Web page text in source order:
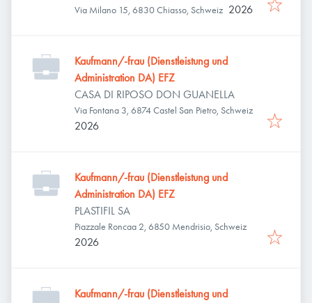
Via Milano 15, 6830 Chiasso, Schweiz 2026
Kaufmann/-frau (Dienstleistung und
Administration DA) EFZ
CASA DI RIPOSO DON GUANELLA
Via Fontana 3, 6874 Castel San Pietro, Schweiz
2026
Kaufmann/-frau (Dienstleistung und
Administration DA) EFZ
PLASTIFIL SA
Piazzale Roncaa 2, 6850 Mendrisio, Schweiz
2026
Kaufmann/-frau (Dienstleistung und